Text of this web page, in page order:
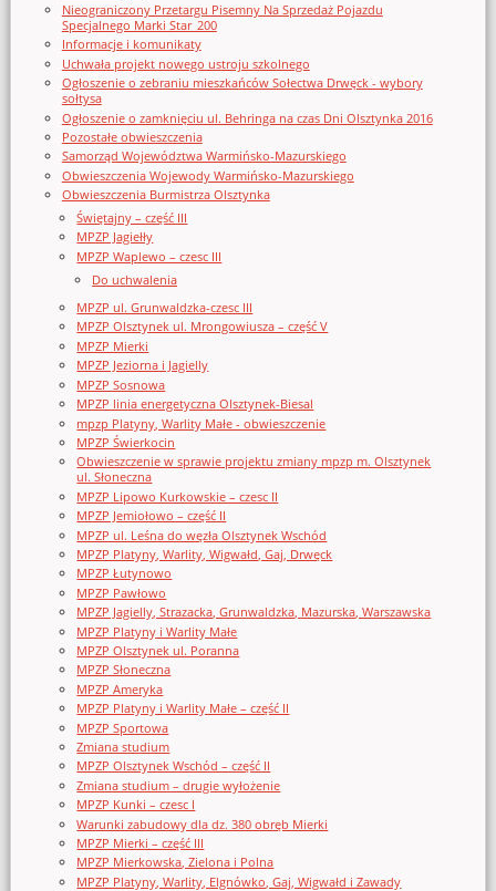
Nieograniczony Przetargu Pisemny Na Sprzedaż Pojazdu
Specjalnego Marki Star_200
Informacje i komunikaty
Uchwała projekt nowego ustroju szkolnego
Ogłoszenie o zebraniu mieszkańców Sołectwa Drwęck - wybory
sołtysa
Ogłoszenie o zamknięciu ul. Behringa na czas Dni Olsztynka 2016
Pozostałe obwieszczenia
Samorząd Województwa Warmińsko-Mazurskiego
Obwieszczenia Wojewody Warmińsko-Mazurskiego
Obwieszczenia Burmistrza Olsztynka
Świętajny – część III
MPZP Jagiełły
MPZP Waplewo – czesc III
Do uchwalenia
MPZP ul. Grunwaldzka-czesc III
MPZP Olsztynek ul. Mrongowiusza – część V
MPZP Mierki
MPZP Jeziorna i Jagielly
MPZP Sosnowa
MPZP linia energetyczna Olsztynek-Biesal
mpzp Platyny, Warlity Małe - obwieszczenie
MPZP Świerkocin
Obwieszczenie w sprawie projektu zmiany mpzp m. Olsztynek
ul. Słoneczna
MPZP Lipowo Kurkowskie – czesc II
MPZP Jemiołowo – część II
MPZP ul. Leśna do węzła Olsztynek Wschód
MPZP Platyny, Warlity, Wigwałd, Gaj, Drwęck
MPZP Łutynowo
MPZP Pawłowo
MPZP Jagielly, Strazacka, Grunwaldzka, Mazurska, Warszawska
MPZP Platyny i Warlity Małe
MPZP Olsztynek ul. Poranna
MPZP Słoneczna
MPZP Ameryka
MPZP Platyny i Warlity Małe – część II
MPZP Sportowa
Zmiana studium
MPZP Olsztynek Wschód – część II
Zmiana studium – drugie wyłożenie
MPZP Kunki – czesc I
Warunki zabudowy dla dz. 380 obręb Mierki
MPZP Mierki – część III
MPZP Mierkowska, Zielona i Polna
MPZP Platyny, Warlity, Elgnówko, Gaj, Wigwałd i Zawady